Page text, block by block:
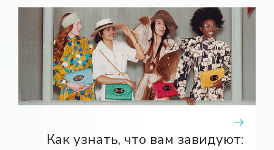
Как узнать, что вам завидуют: